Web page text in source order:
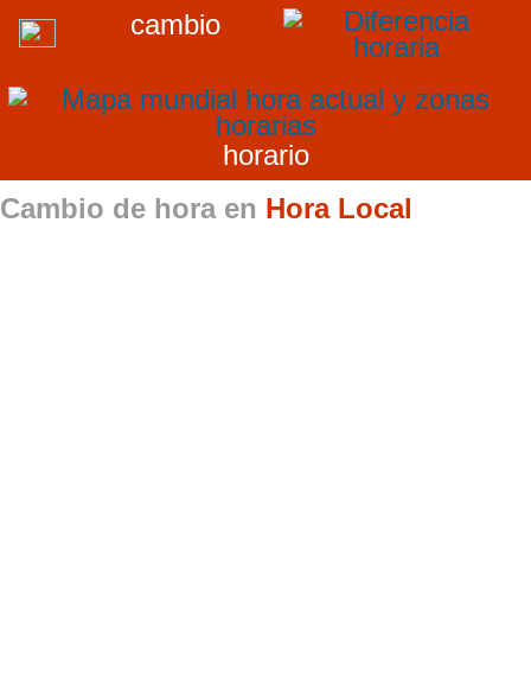
cambio
horario
Cambio de hora en Hora Local